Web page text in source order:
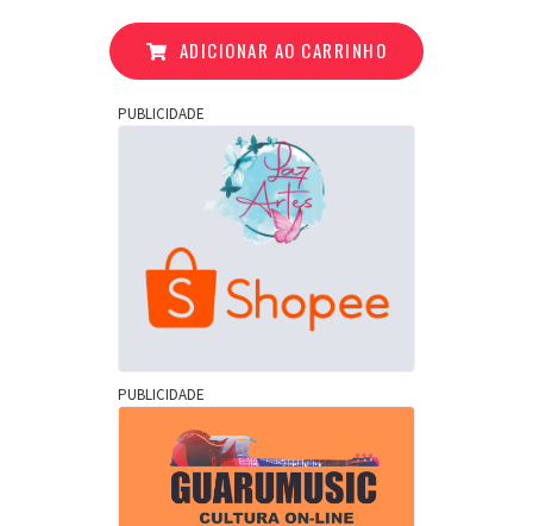
ADICIONAR AO CARRINHO
PUBLICIDADE
PUBLICIDADE